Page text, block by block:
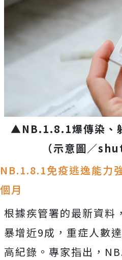
▲NB.1.8.1爆傳染、
（示意圖／
NB.1.8.1免疫逃逸能力
個月
根據疾管署的最新資料
暴增近9成，重症人數
高紀錄。專家指出，